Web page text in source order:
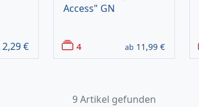
2,29€
Access" GN
4 ab 11,99 €
9 Artikel gefunden